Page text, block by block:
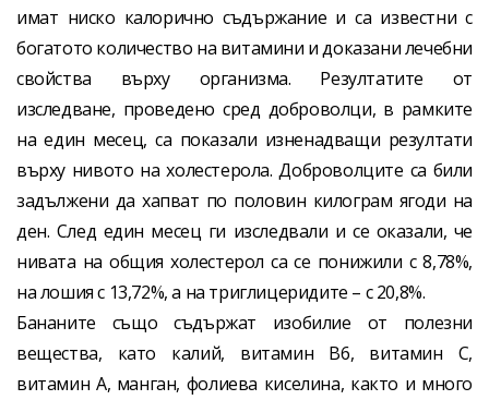
имат ниско калорично съдържание и са известни с
богатото количество на витамини и доказани лечебни
свойства върху организма. Резултатите от
изследване, проведено сред доброволци, в рамките
на един месец, са показали изненадващи резултати
върху нивото на холестерола. Доброволците са били
задължени да хапват по половин килограм ягоди на
ден. След един месец ги изследвали и се оказали, че
нивата на общия холестерол са се понижили с 8,78%,
на лошия с 13,72%, а на триглицеридите – с 20,8%.
Бананите също съдържат изобилие от полезни
вещества, като калий, витамин B6, витамин C,
витамин А, манган, фолиева киселина, както и много